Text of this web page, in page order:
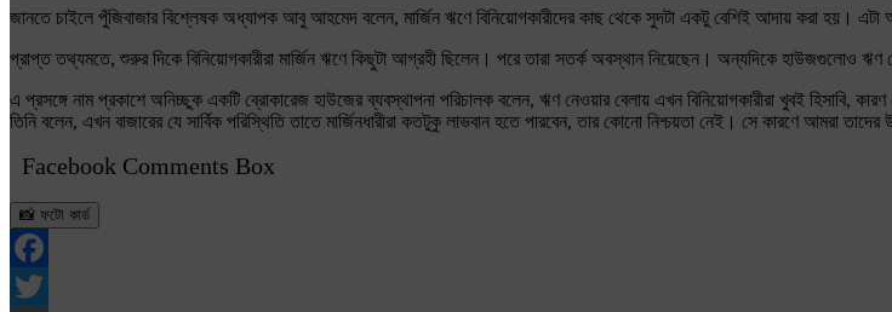
জানতে চাইলে পুঁজিবাজার বিশ্লেষক অধ্যাপক আবু আহমেদ বলেন, মার্জিন ঋণে বিনিয়োগকারীদের কাছ থেকে সুদটা একটু বেশিই আদায় করা হয়।
প্রাপ্ত তথ্যমতে, শুরুর দিকে বিনিয়োগকারীরা মার্জিন ঋণে কিছুটা আগ্রহী ছিলেন। পরে তারা সতর্ক অবস্থান নিয়েছেন। অন্যদিকে হাউজগুলোও
এ প্রসঙ্গে নাম প্রকাশে অনিচ্ছুক একটি ব্রোকারেজ হাউজের ব্যবস্থাপনা পরিচালক বলেন, ঋণ নেওয়ার বেলায় এখন বিনিয়োগকারীরা খুবই হিসাবি,
তিনি বলেন, এখন বাজারের যে সার্বিক পরিস্থিতি তাতে মার্জিনধারীরা কতটুকু লাভবান হতে পারবেন, তার কোনো নিশ্চয়তা নেই। সে কারণে আমরা তাদের
Facebook Comments Box
📸 ফটো কার্ড
Facebook